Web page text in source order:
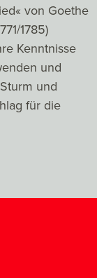
von Goethe
1785)
Kenntnisse
und
und
für die